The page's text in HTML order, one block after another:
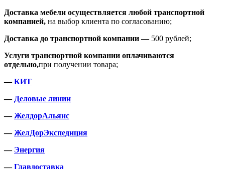
Доставка мебели осуществляется любой транспортной
компанией, на выбор клиента по согласованию;
Доставка до транспортной компании —500 рублей;
Услуги транспортной компании оплачиваются
отдельно,при получении товара;
—КИТ
— Деловые линии
—ЖелдорАльянс
—ЖелДорЭкспедиция
— Энергия
—Главдоставка